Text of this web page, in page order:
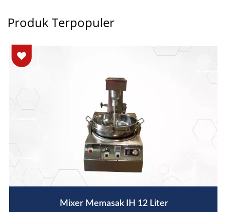
Produk Terpopuler
Mixer Memasak IH 12 Liter